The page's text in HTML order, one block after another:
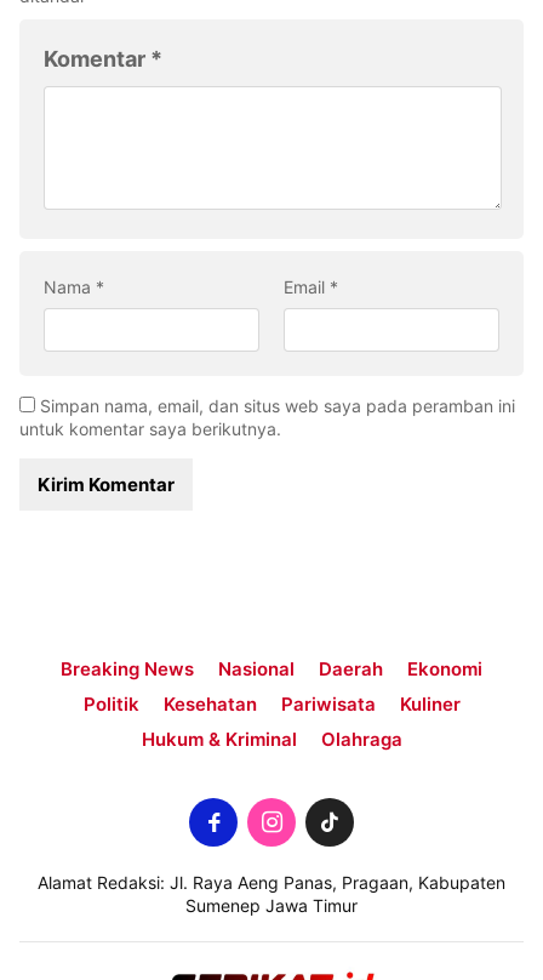
Komentar *
Nama * Email *
Simpan nama, email, dan situs web saya pada peramban ini
untuk komentar saya berikutnya.
Breaking News Nasional Daerah
Ekonomi
Politik
Kesehatan Pariwisata
Kuliner
Hukum & Kriminal
Olahraga
Alamat Redaksi: Jl. Raya Aeng Panas, Pragaan, Kabupaten
Sumenep Jawa Timur